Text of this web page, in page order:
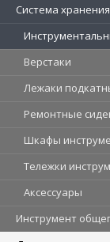
Система
Верстаки
Лежаки
Ремонтные
Шкафы
Тележки
Аксессуары
Инструмент